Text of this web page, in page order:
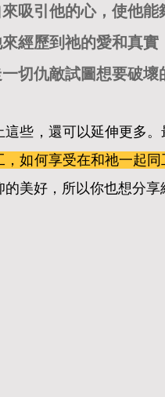
吸引他的心，使他
經歷到祂的愛和真實
切仇敵試圖想要破壞
這些，還可以延伸更多
，如何享受在和祂一起
的美好，所以你也想分享